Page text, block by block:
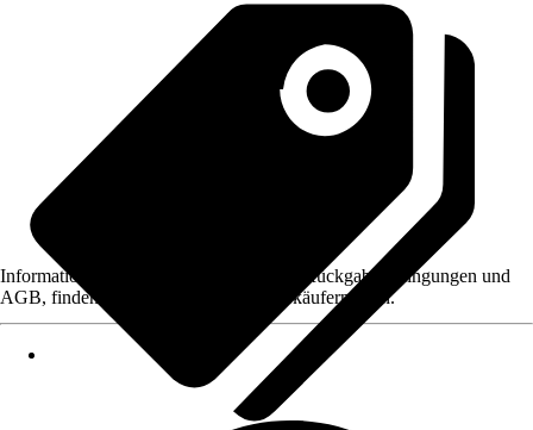
Informationen des Verkäufers, wie z. B. Rückgabebedingungen und
AGB, finden Sie bei Klick auf den Verkäufernamen.